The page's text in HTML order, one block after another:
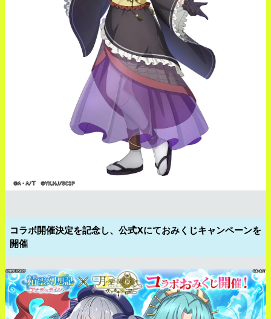
コラボ開催決定を記念し、公式Xにておみくじキャンペーンを
開催